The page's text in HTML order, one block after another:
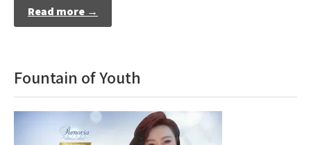
Read more →
Fountain of Youth